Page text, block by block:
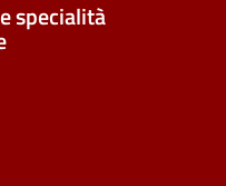
specialità